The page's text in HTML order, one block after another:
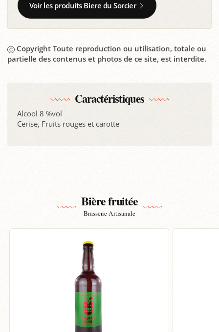
Voir les produits Biere du Sorcier
Copyright Toute reproduction ou utilisation, totale ou
partielle des contenus et photos de ce site, est interdite.
Caractéristiques
Alcool 8 %vol
Cerise, Fruits rouges et carotte
Bière fruitée
Brasserie Artisanale